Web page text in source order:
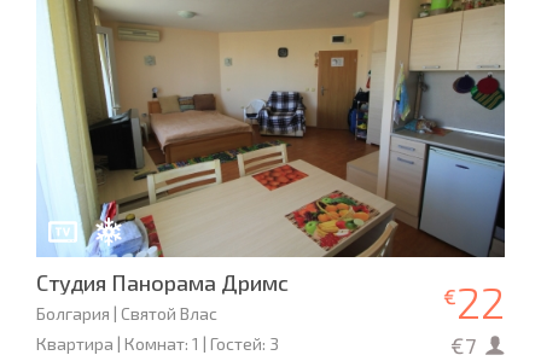
Студия Панорама Дримс
Болгария | Святой Влас
Квартира | Комнат: 1 | Гостей: 3
€22
€7